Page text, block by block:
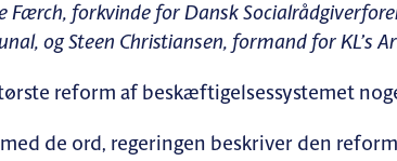
Færch, forkvinde for Dansk
og Steen Christiansen, formand for KL’s
reform af beskæftigelsessystemet
de ord, regeringen beskriver den